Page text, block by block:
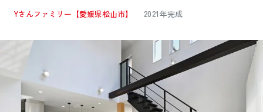
家づくり学校とは
よくある質問
Yさんファミリー 【愛媛県松山市】 2021年完成